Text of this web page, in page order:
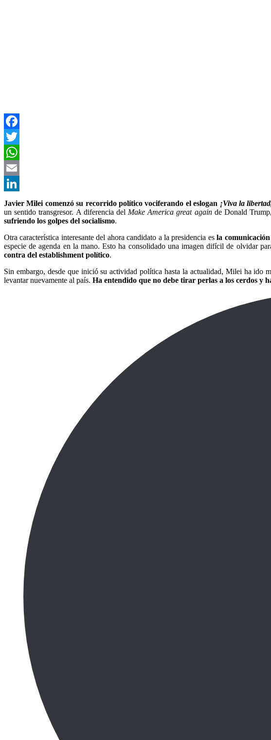
Facebook
Twitter
WhatsApp
Email
LinkedIn
Javier Milei comenzó su recorrido político vociferando el eslogan ¡Viva la
un sentido transgresor. A diferencia del Make America great againde Donald
sufriendo los golpes del socialismo.
Otra característica interesante del ahora candidato a la presidencia esla
especie de agenda en la mano. Esto ha consolidado una imagen difícil de olvidar
contra del establishment político.
Sin embargo, desde que inició su actividad política hasta la actualidad, Milei ha ido
levantar nuevamente al país. Ha entendido que no debe tirar perlas a los cerdos y